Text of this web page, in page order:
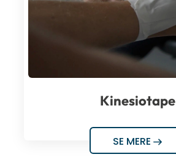
Kinesiotape
SE MERE